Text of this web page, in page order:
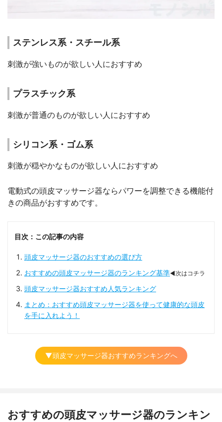
ステンレス系・スチール系
刺激が強いものが欲しい人におすすめ
プラスチック系
刺激が普通のものが欲しい人におすすめ
シリコン系・ゴム系
刺激が穏やかなものが欲しい人におすすめ
電動式の頭皮マッサージ器ならパワーを調整できる機能付
きの商品がおすすめです。
目次：この記事の内容
頭皮マッサージ器のおすすめの選び方
おすすめの頭皮マッサージ器のランキング基準◀次はコチラ
頭皮マッサージ器おすすめ人気ランキング
まとめ：おすすめ頭皮マッサージ器を使って健康的な頭皮
を手に入れよう！
▼頭皮マッサージ器おすすめランキングへ
おすすめの頭皮マッサージ器のランキン